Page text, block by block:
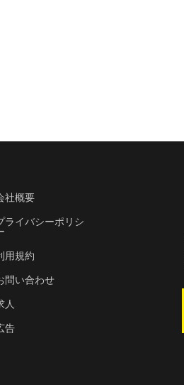
社概要
ライバシーポリシ
用規約
問い合わせ
人
告